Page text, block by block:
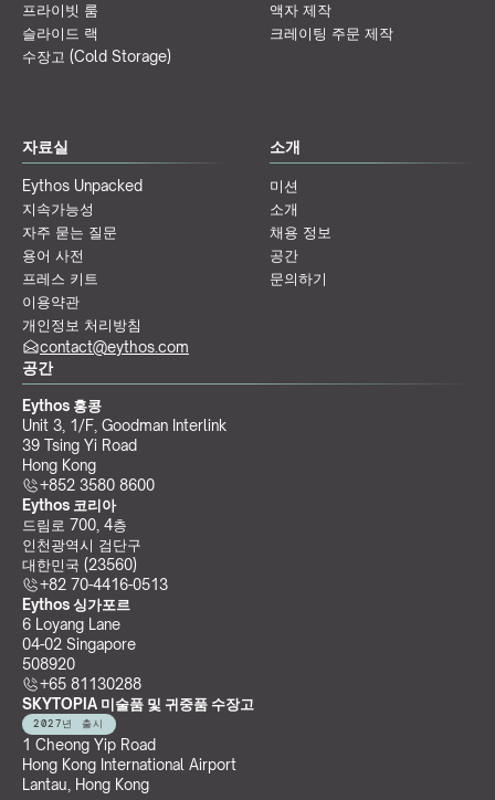
프라이빗 룸
슬라이드 랙
수장고 (Cold Storage)
액자 제작
크레이팅 주문 제작
자료실
Eythos Unpacked
지속가능성
자주 묻는 질문
용어 사전
프레스 키트
이용약관
개인정보 처리방침
소개
미션
소개
채용 정보
공간
문의하기
공간
Eythos 홍콩
Unit 3, 1/F, Goodman Interlink
39 Tsing Yi Road
Hong Kong
+852 3580 8600
Eythos 코리아
드림로 700, 4층
인천광역시 검단구
대한민국 (23560)
+82 70-4416-0513
Eythos 싱가포르
6 Loyang Lane
04-02 Singapore
508920
+65 81130288
SKYTOPIA 미술품 및 귀중품 수장고
2027년 출시
1 Cheong Yip Road
Hong Kong International Airport
Lantau, Hong Kong
contact@eythos.com